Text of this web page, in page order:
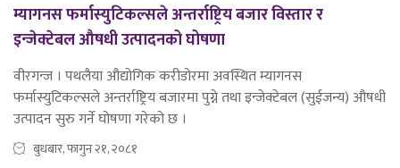
म्यागनस फर्मास्युटिकल्सले अन्तर्राष्ट्रिय बजार विस्तार र
इन्जेक्टेबल औषधी उत्पादनको घोषणा
वीरगन्ज । पथलैया औद्योगिक करीडोरमा अवस्थित म्यागनस
फर्मास्युटिकल्सले अन्तर्राष्ट्रिय बजारमा पुग्ने तथा इन्जेक्टेबल (सुईजन्य) औषधी
उत्पादन सुरु गर्ने घोषणा गरेको छ ।
बुधबार, फागुन २१, २०८१